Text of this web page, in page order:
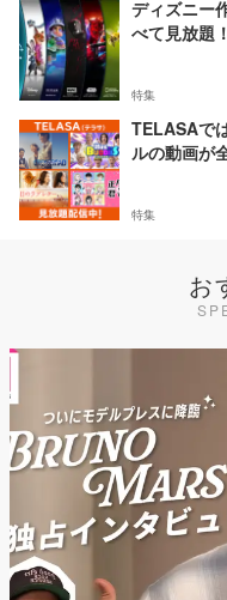
ディズニー
べて見放題
特集
TELASAで
ルの動画が
特集
お